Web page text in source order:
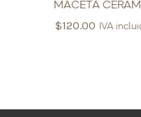
MACETA
$120.00 IVA